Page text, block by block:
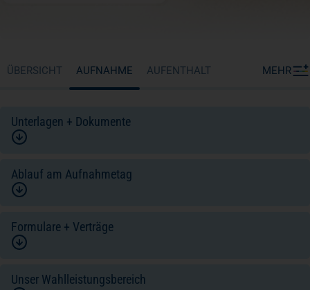
ÜBERSICHT AUFNAHME AUFENTHALT MEHR
Unterlagen + Dokumente
Ablauf am Aufnahmetag
Formulare + Verträge
Unser Wahlleistungsbereich